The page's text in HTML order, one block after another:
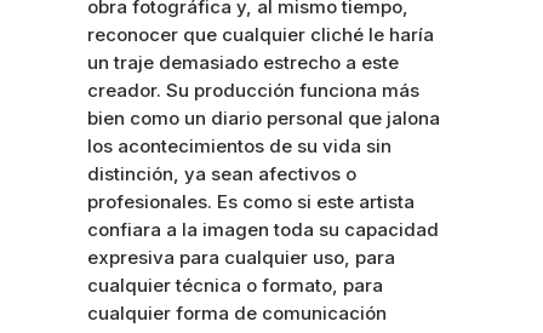
obra fotográfica y, al mismo tiempo,
reconocer que cualquier cliché le haría
un traje demasiado estrecho a este
creador. Su producción funciona más
bien como un diario personal que jalona
los acontecimientos de su vida sin
distinción, ya sean afectivos o
profesionales. Es como si este artista
confiara a la imagen toda su capacidad
expresiva para cualquier uso, para
cualquier técnica o formato, para
cualquier forma de comunicación